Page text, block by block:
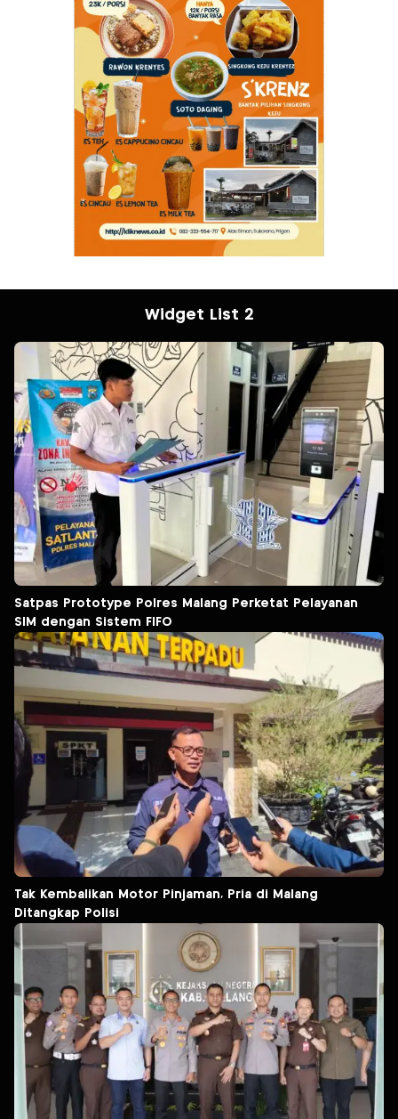
Widget List 2
Satpas Prototype Polres Malang Perketat Pelayanan
SIM dengan Sistem FIFO
Tak Kembalikan Motor Pinjaman, Pria di Malang
Ditangkap Polisi